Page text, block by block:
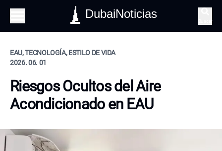
DubaiNoticias
EAU, TECNOLOGÍA, ESTILO DE VIDA
2026. 06. 01
Riesgos Ocultos del Aire
Acondicionado en EAU